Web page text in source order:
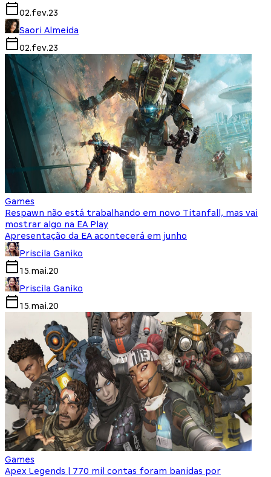
02.fev.23
Saori Almeida
02.fev.23
Games
Respawn não está trabalhando em novo Titanfall, mas vai
mostrar algo na EA Play
Apresentação da EA acontecerá em junho
Priscila Ganiko
15.mai.20
Priscila Ganiko
15.mai.20
Games
Apex Legends | 770 mil contas foram banidas por